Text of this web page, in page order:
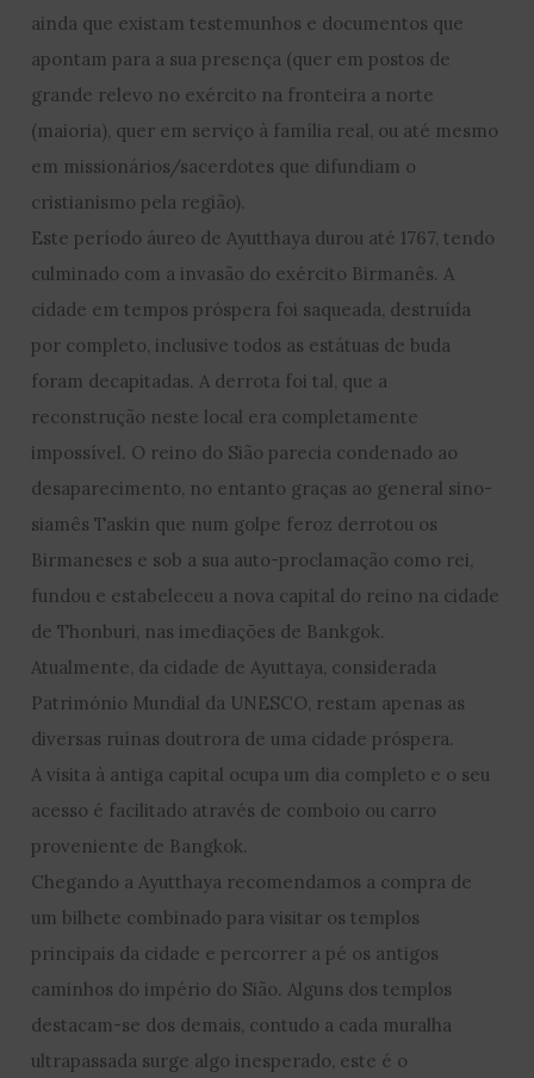
ainda que existam testemunhos e documentos que
apontam para a sua presença (quer em postos de
grande relevo no exército na fronteira a norte
(maioria), quer em serviço à família real, ou até mesmo
em missionários/sacerdotes que difundiam o
cristianismo pela região).
Este período áureo de Ayutthaya durou até 1767, tendo
culminado com a invasão do exército Birmanês. A
cidade em tempos próspera foi saqueada, destruída
por completo, inclusive todos as estátuas de buda
foram decapitadas. A derrota foi tal, que a
reconstrução neste local era completamente
impossível. O reino do Sião parecia condenado ao
desaparecimento, no entanto graças ao general sino-
siamês Taskin que num golpe feroz derrotou os
Birmaneses e sob a sua auto-proclamação como rei,
fundou e estabeleceu a nova capital do reino na cidade
de Thonburi, nas imediações de Bankgok.
Atualmente, da cidade de Ayuttaya, considerada
Património Mundial da UNESCO, restam apenas as
diversas ruínas doutrora de uma cidade próspera.
A visita à antiga capital ocupa um dia completo e o seu
acesso é facilitado através de comboio ou carro
proveniente de Bangkok.
Chegando a Ayutthaya recomendamos a compra de
um bilhete combinado para visitar os templos
principais da cidade e percorrer a pé os antigos
caminhos do império do Sião. Alguns dos templos
destacam-se dos demais, contudo a cada muralha
ultrapassada surge algo inesperado, este é o